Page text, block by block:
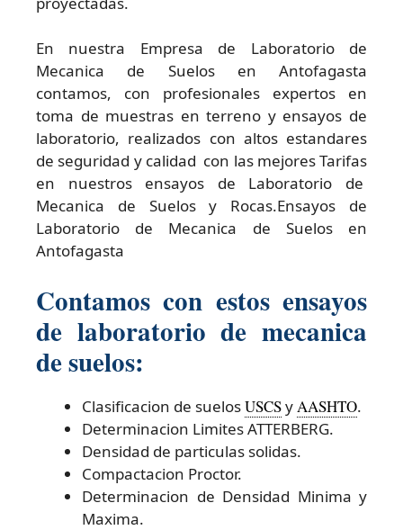
En nuestra Empresa de Laboratorio de
Mecanica de Suelos en Antofagasta
contamos, con profesionales expertos en
toma de muestras en terreno y ensayos de
laboratorio, realizados con altos estandares
de seguridad y calidad con las mejores Tarifas
en nuestros ensayos de Laboratorio de
Mecanica de Suelos y Rocas.Ensayos de
Laboratorio de Mecanica de Suelos en
Antofagasta
Contamos con estos ensayos
de laboratorio de mecanica
de suelos:
Clasificacion de suelosUSCSy AASHTO.
Determinacion Limites ATTERBERG.
Densidad de particulas solidas.
Compactacion Proctor.
Determinacion de Densidad Minima y
Maxima.